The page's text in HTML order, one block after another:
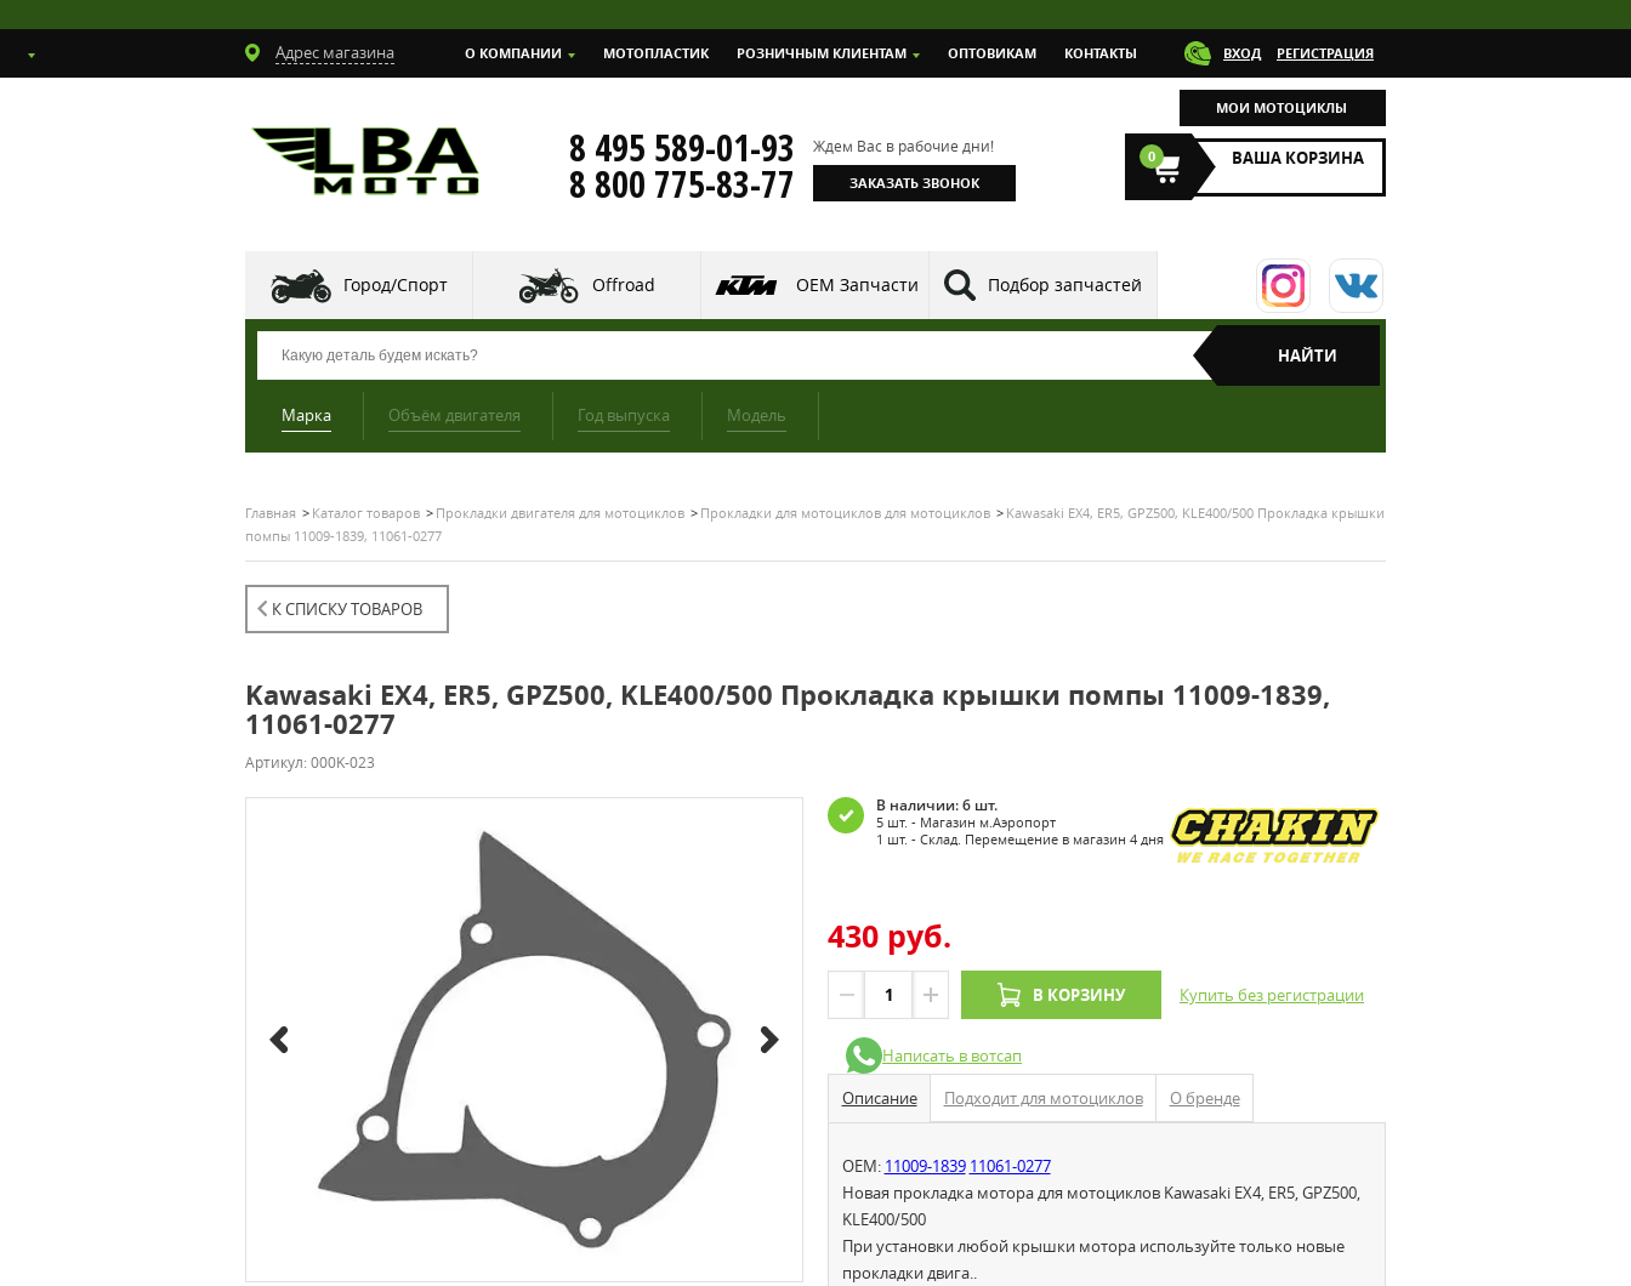
Адрес магазина О КОМПАНИИ МОТОПЛАСТИК РОЗНИЧНЫМ КЛИЕНТАМ ОПТОВИКАМ КОНТАКТЫ ВХОД РЕГИСТРАЦИЯ
МОИ МОТОЦИКЛЫ
8 495 589-01-93
8 800 775-83-77
Ждем Вас в рабочие дни!
ЗАКАЗАТЬ ЗВОНОК
0 ВАША КОРЗИНА
Город/Спорт Offroad OEM Запчасти Подбор запчастей
Марка Объём двигателя Год выпуска Модель
Главная Каталог товаров Прокладки двигателя для мотоциклов Прокладки для мотоциклов для мотоциклов
Kawasaki EX4, ER5, GPZ500, KLE400/500 Прокладка крышки
помпы 11009-1839, 11061-0277
К СПИСКУ ТОВАРОВ
Kawasaki EX4, ER5, GPZ500, KLE400/500 Прокладка крышки помпы 11009-1839,
11061-0277
Артикул: 000K-023
В наличии: 6 шт.
5 шт. - Магазин м.Аэропорт
1 шт. - Склад. Перемещение в магазин 4 дня
430 руб.
В КОРЗИНУ Купить без регистрации
Написать в вотсап
Описание
OEM: 11009-1839 11061-0277
Новая прокладка мотора для мотоциклов Kawasaki EX4, ER5, GPZ500,
KLE400/500
При установки любой крышки мотора используйте только новые
прокладки двига..
Подходит для мотоциклов О бренде